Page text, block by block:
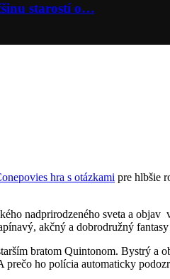
starostí o…
hra s otázkami pre hlbšie
nadprirodzeného sveta a
akčný a dobrodružný
bratom Quintonom. Bystrý a
ho polícia automaticky